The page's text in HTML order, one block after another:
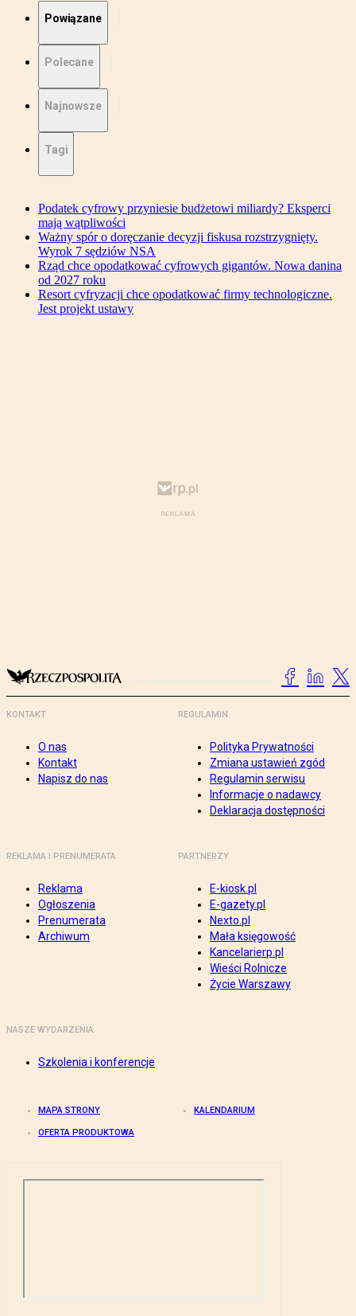
Powiązane
Polecane
Najnowsze
Tagi
Podatek cyfrowy przyniesie budżetowi miliardy? Eksperci
mają wątpliwości
Ważny spór o doręczanie decyzji fiskusa rozstrzygnięty.
Wyrok 7 sędziów NSA
Rząd chce opodatkować cyfrowych gigantów. Nowa danina
od 2027 roku
Resort cyfryzacji chce opodatkować firmy technologiczne.
Jest projekt ustawy
KONTAKT
O nas
Kontakt
Napisz do nas
REGULAMIN
Polityka Prywatności
Zmiana ustawień zgód
Regulamin serwisu
Informacje o nadawcy
Deklaracja dostępności
REKLAMA I PRENUMERATA
Reklama
Ogłoszenia
Prenumerata
Archiwum
PARTNERZY
E-kiosk.pl
E-gazety.pl
Nexto.pl
Mała księgowość
Kancelarierp.pl
Wieści Rolnicze
Życie Warszawy
NASZE WYDARZENIA
Szkolenia i konferencje
MAPA STRONY KALENDARIUM
OFERTA PRODUKTOWA